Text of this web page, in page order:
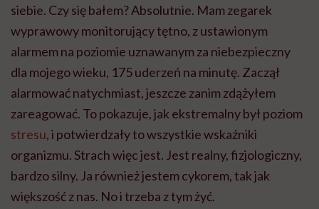
siebie. Czy się bałem? Absolutnie. Mam zegarek
wyprawowy monitorujący tętno, z ustawionym
alarmem na poziomie uznawanym za niebezpieczny
dla mojego wieku, 175 uderzeń na minutę. Zaczął
alarmować natychmiast, jeszcze zanim zdążyłem
zareagować. To pokazuje, jak ekstremalny był poziom
stresu, i potwierdzały to wszystkie wskaźniki
organizmu. Strach więc jest. Jest realny, fizjologiczny,
bardzo silny. Ja również jestem cykorem, tak jak
większość z nas. No i trzeba z tym żyć.